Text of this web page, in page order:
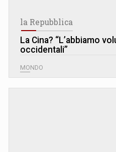
la Repubblica
La Cina? “L’abbiamo
occidentali”
MONDO